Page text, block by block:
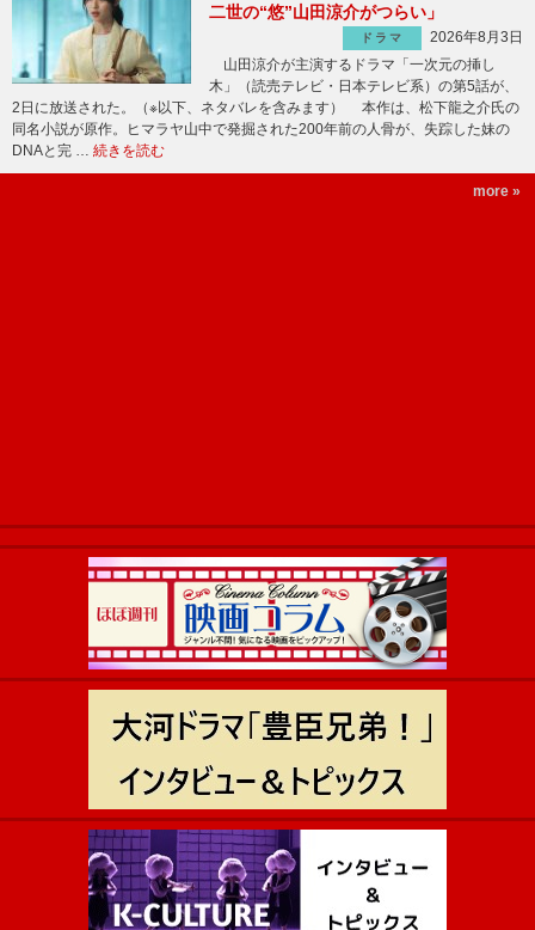
二世の“悠”山田涼介がつらい」
ドラマ
2026年8月3日
山田涼介が主演するドラマ「一次元の挿し
木」（読売テレビ・日本テレビ系）の第5話が、
2日に放送された。（※以下、ネタバレを含みます） 本作は、松下龍之介氏の
同名小説が原作。ヒマラヤ山中で発掘された200年前の人骨が、失踪した妹の
DNAと完 … 続きを読む
more »